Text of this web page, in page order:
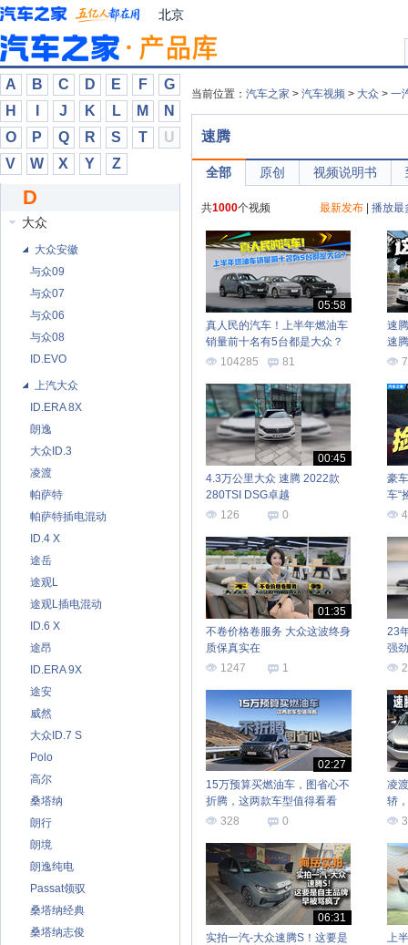
北京
A B C D E F
G
H
J K L M
N
O
P Q R S T
U
V
W X Y Z
DeLorean
Donkervoort
Drako
DS
达契亚
大乘汽车
大发
大通
大运
大众
大众安徽
与众09
与众07
与众06
与众08
ID.EVO
上汽大众
ID.ERA 8X
朗逸
大众ID.3
凌渡
帕萨特
帕萨特插电混动
ID.4 X
途岳
途观L
途观L插电混动
ID.6 X
途昂
ID.ERA 9X
途安
威然
大众ID.7 S
Polo
高尔
桑塔纳
朗行
朗境
朗逸纯电
Passat领驭
桑塔纳经典
桑塔纳志俊
D
当前位置： 汽车之家 > 汽车视频 > 大众 > 一
速腾
全部 原创 视频说明书
共1000个视频 最新发布 播放最
05:58
真人民的汽车！上半年燃油车
销量前十名有5台都是大众？
104285
81
速
速
00:45
4.3万公里大众 速腾 2022款
280TSI DSG卓越
126
0
豪
车“
01:35
不卷价格卷服务 大众这波终身
质保真实在
1247
1
23
强
02:27
15万预算买燃油车，图省心不
折腾，这两款车型值得看看
328
0
凌
轿
06:31
实拍一汽-大众速腾S！这要是
上